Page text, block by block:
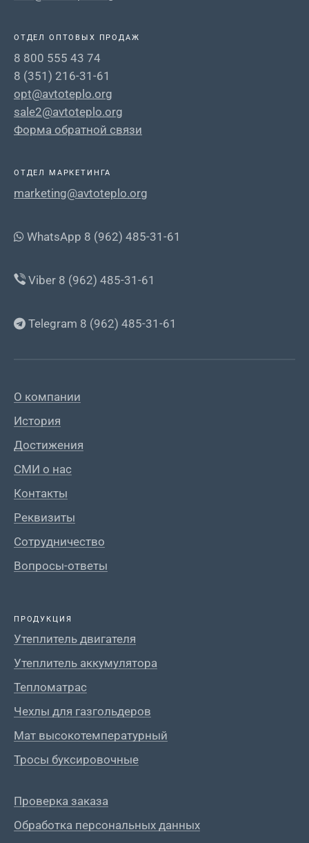
ОТДЕЛ ОПТОВЫХ ПРОДАЖ
8 800 555 43 74
8 (351) 216-31-61
opt@avtoteplo.org
sale2@avtoteplo.org
Форма обратной связи
ОТДЕЛ МАРКЕТИНГА
marketing@avtoteplo.org
WhatsApp 8 (962) 485-31-61
Viber 8 (962) 485-31-61
Telegram 8 (962) 485-31-61
О компании
История
Достижения
СМИ о нас
Контакты
Реквизиты
Сотрудничество
Вопросы-ответы
ПРОДУКЦИЯ
Утеплитель двигателя
Утеплитель аккумулятора
Тепломатрас
Чехлы для газгольдеров
Мат высокотемпературный
Тросы буксировочные
Проверка заказа
Обработка персональных данных